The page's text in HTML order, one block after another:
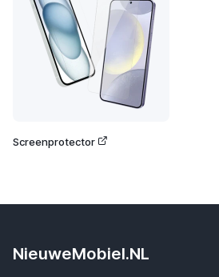
Screenprotector
NieuweMobiel.NL